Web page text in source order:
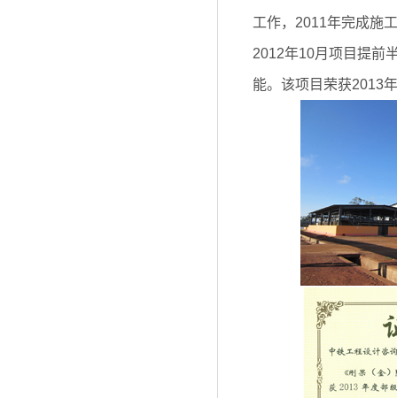
工作，2011年完成施
2012年10月项目提前
能。该项目荣获2013